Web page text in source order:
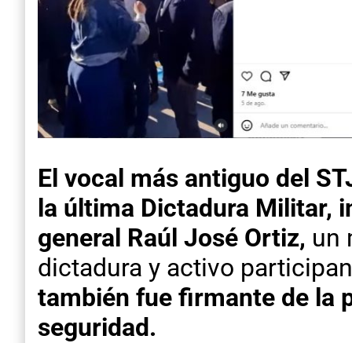
El vocal más antiguo del
la última Dictadura Militar,
general Raúl José Ortiz, un
dictadura y activo
también fue firmante de la
seguridad.